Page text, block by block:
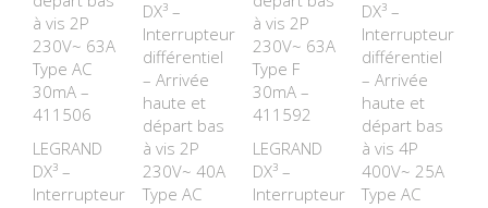
à vis 2P
230V~ 63A
Type AC
30mA –
411506
LEGRAND
DX³ –
Interrupteur
DX³ –
Interrupteur
différentiel
– Arrivée
haute et
départ bas
à vis 2P
230V~ 40A
Type AC
à vis 2P
230V~ 63A
Type F
30mA –
411592
LEGRAND
DX³ –
Interrupteur
DX³ –
Interrupteur
différentiel
– Arrivée
haute et
départ bas
à vis 4P
400V~ 25A
Type AC